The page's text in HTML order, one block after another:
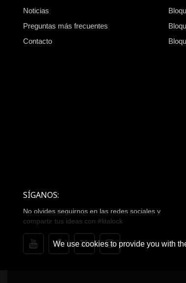
Noticias
Preguntas más frecuentes
Contacto
SÍGANOS:
No olvides seguirnos en las redes sociales y
compartir tus ideas con #litalock
We use cookies to provide you with